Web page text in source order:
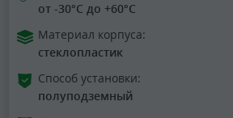
от -30°C до +60°C
Материал корпуса:
стеклопластик
Способ установки:
полуподземный